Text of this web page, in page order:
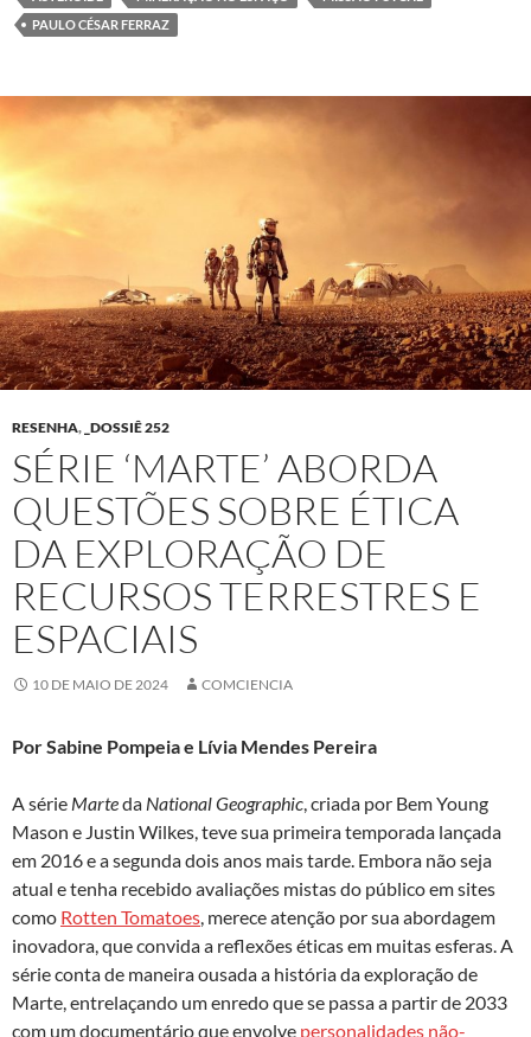
PAULO CÉSAR FERRAZ
RESENHA, _DOSSIÊ 252
SÉRIE ‘MARTE’ ABORDA
QUESTÕES SOBRE ÉTICA
DA EXPLORAÇÃO DE
RECURSOS TERRESTRES E
ESPACIAIS
10 DE MAIO DE 2024 COMCIENCIA
Por Sabine Pompeia e Lívia Mendes Pereira
A série Marteda National Geographic, criada por Bem Young
Mason e Justin Wilkes, teve sua primeira temporada lançada
em 2016 e a segunda dois anos mais tarde. Embora não seja
atual e tenha recebido avaliações mistas do público em sites
como Rotten Tomatoes, merece atenção por sua abordagem
inovadora, que convida a reflexões éticas em muitas esferas. A
série conta de maneira ousada a história da exploração de
Marte, entrelaçando um enredo que se passa a partir de 2033
com um documentário que envolve personalidades não-